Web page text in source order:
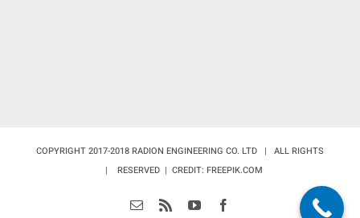
COPYRIGHT 2017-2018 RADION ENGINEERING CO. LTD | ALL RIGHTS
RESERVED | CREDIT: FREEPIK.COM |